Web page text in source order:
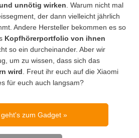
unnötig wirken . Warum nicht mal
der dann vielleicht jährlich
Andere Hersteller bekommen es so
Kopfhörerportfolio von ihnen
so ein durcheinander. Aber wir
um zu wissen, dass sich das
wird . Freut ihr euch auf die Xiaomi
für euch auch langsam?
geht's zum Gadget